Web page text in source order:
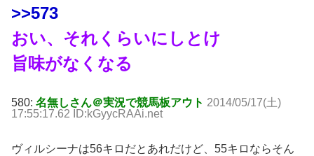
>>573
おい、それくらいにしとけ
旨味がなくなる
580: 名無しさん＠実況で競馬板アウト 2014/05/17(土)
17:55:17.62 ID:kGyycRAAi.net
ヴィルシーナは56キロだとあれだけど、55キロならそん